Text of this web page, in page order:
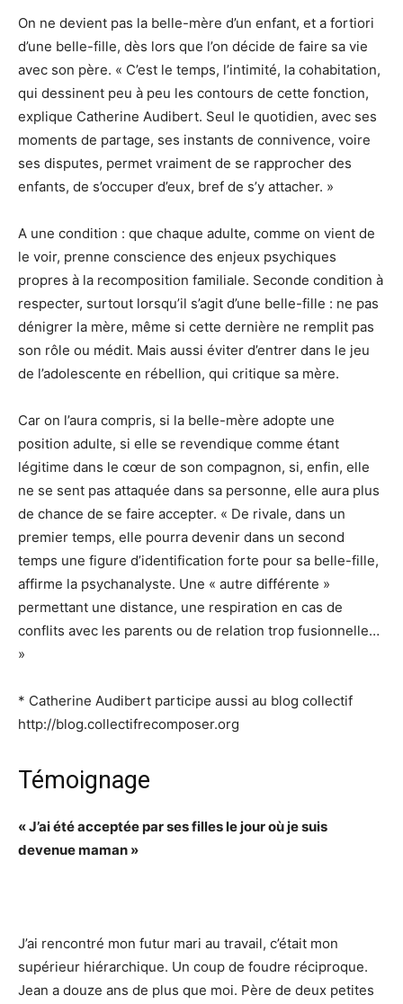
On ne devient pas la belle-mère d’un enfant, et a fortiori
d’une belle-fille, dès lors que l’on décide de faire sa vie
avec son père. « C’est le temps, l’intimité, la cohabitation,
qui dessinent peu à peu les contours de cette fonction,
explique Catherine Audibert. Seul le quotidien, avec ses
moments de partage, ses instants de connivence, voire
ses disputes, permet vraiment de se rapprocher des
enfants, de s’occuper d’eux, bref de s’y attacher. »
A une condition : que chaque adulte, comme on vient de
le voir, prenne conscience des enjeux psychiques
propres à la recomposition familiale. Seconde condition à
respecter, surtout lorsqu’il s’agit d’une belle-fille : ne pas
dénigrer la mère, même si cette dernière ne remplit pas
son rôle ou médit. Mais aussi éviter d’entrer dans le jeu
de l’adolescente en rébellion, qui critique sa mère.
Car on l’aura compris, si la belle-mère adopte une
position adulte, si elle se revendique comme étant
légitime dans le cœur de son compagnon, si, enfin, elle
ne se sent pas attaquée dans sa personne, elle aura plus
de chance de se faire accepter. « De rivale, dans un
premier temps, elle pourra devenir dans un second
temps une figure d’identification forte pour sa belle-fille,
affirme la psychanalyste. Une « autre différente »
permettant une distance, une respiration en cas de
conflits avec les parents ou de relation trop fusionnelle…
»
* Catherine Audibert participe aussi au blog collectif
http://blog.collectifrecomposer.org
Témoignage
« J’ai été acceptée par ses filles le jour où je suis
devenue maman »
J’ai rencontré mon futur mari au travail, c’était mon
supérieur hiérarchique. Un coup de foudre réciproque.
Jean a douze ans de plus que moi. Père de deux petites